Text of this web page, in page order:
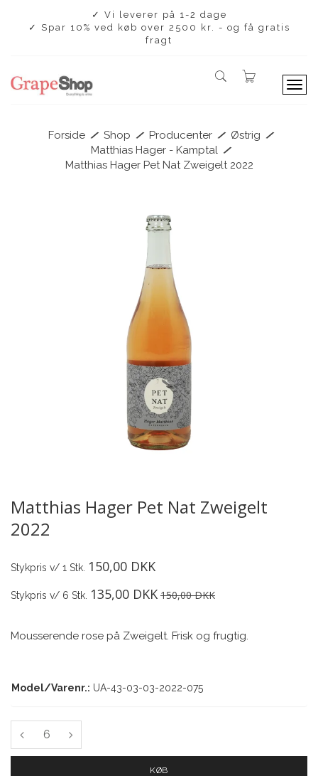
✓ Vi leverer på 1-2 dage
✓ Spar 10% ved køb over 2500 kr. - og få gratis
fragt
T
Forside / Shop / Producenter / Østrig /
Matthias Hager - Kamptal /
Matthias Hager Pet Nat Zweigelt 2022
Matthias Hager Pet Nat Zweigelt
2022
Stykpris v/ 1 Stk. 150,00 DKK
Stykpris v/ 6 Stk. 135,00 DKK 150,00 DKK
Mousserende rose på Zweigelt. Frisk og frugtig.
Model/Varenr.: UA-43-03-03-2022-075
KØB